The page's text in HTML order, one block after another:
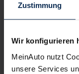
Zustimmung
Wir konfigurieren
MeinAuto nutzt
unsere Services